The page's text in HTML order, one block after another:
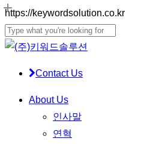
https://keywordsolution.co.krSkip
Close
Contact Us
Menu About Us
인사말
연혁